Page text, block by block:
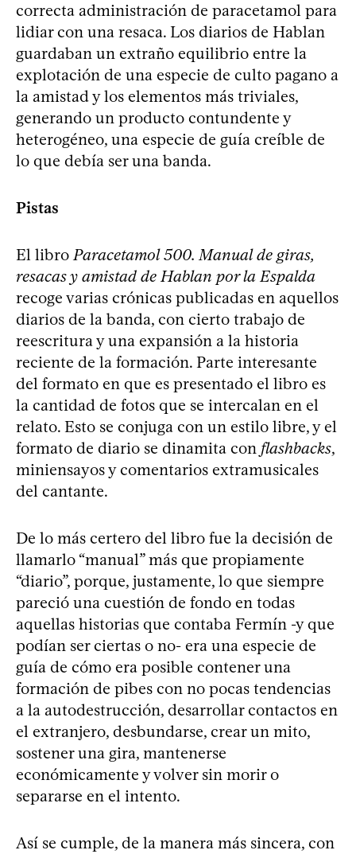
correcta administración de paracetamol para
lidiar con una resaca. Los diarios de Hablan
guardaban un extraño equilibrio entre la
explotación de una especie de culto pagano a
la amistad y los elementos más triviales,
generando un producto contundente y
heterogéneo, una especie de guía creíble de
lo que debía ser una banda.
Pistas
El libroParacetamol 500. Manual de giras,
resacas y amistad de Hablan por la Espalda
recoge varias crónicas publicadas en aquellos
diarios de la banda, con cierto trabajo de
reescritura y una expansión a la historia
reciente de la formación. Parte interesante
del formato en que es presentado el libro es
la cantidad de fotos que se intercalan en el
relato. Esto se conjuga con un estilo libre, y el
formato de diario se dinamita con flashbacks,
miniensayos y comentarios extramusicales
del cantante.
De lo más certero del libro fue la decisión de
llamarlo “manual” más que propiamente
“diario”, porque, justamente, lo que siempre
pareció una cuestión de fondo en todas
aquellas historias que contaba Fermín -y que
podían ser ciertas o no- era una especie de
guía de cómo era posible contener una
formación de pibes con no pocas tendencias
a la autodestrucción, desarrollar contactos en
el extranjero, desbundarse, crear un mito,
sostener una gira, mantenerse
económicamente y volver sin morir o
separarse en el intento.
Así se cumple, de la manera más sincera, con